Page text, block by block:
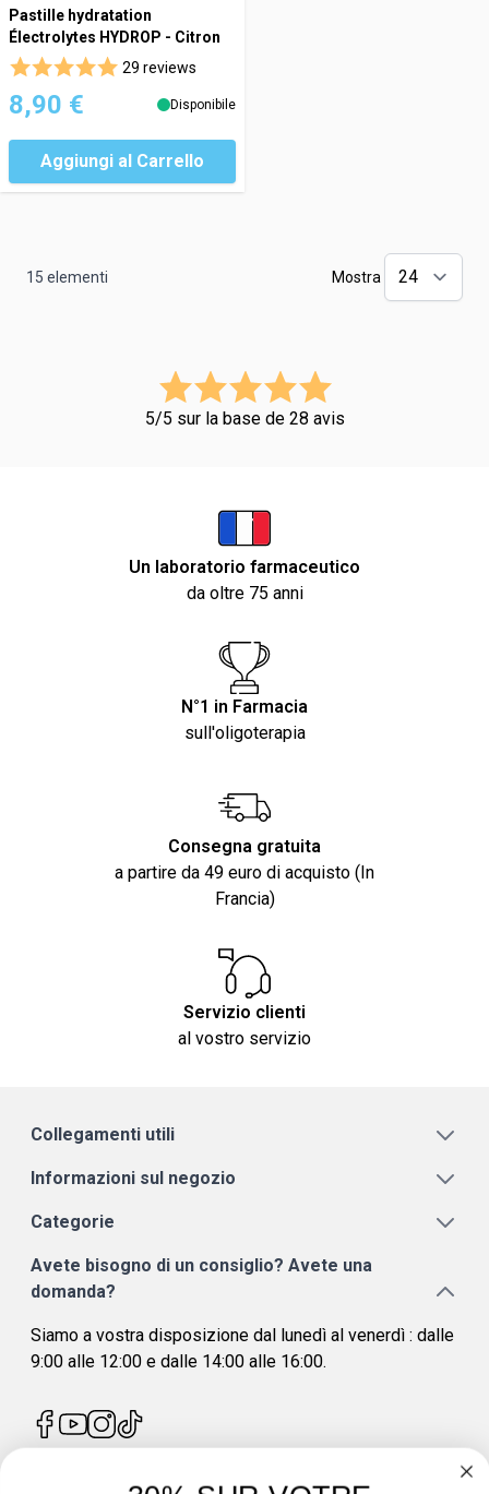
Pastille hydratation
Électrolytes HYDROP - Citron
29 reviews
8,90 € Disponibile
Aggiungi al Carrello
15 elementi Mostra
5/5 sur la base de 28 avis
Un laboratorio farmaceutico
da oltre 75 anni
N°1 in Farmacia
sull'oligoterapia
Consegna gratuita
a partire da 49 euro di acquisto (In
Francia)
Servizio clienti
al vostro servizio
Collegamenti utili
Informazioni sul negozio
Categorie
Avete bisogno di un consiglio? Avete una
domanda?
Siamo a vostra disposizione dal lunedì al venerdì : dalle
9:00 alle 12:00 e dalle 14:00 alle 16:00.